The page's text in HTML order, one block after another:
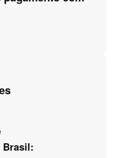
Brasil: